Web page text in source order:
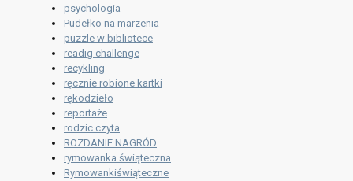
psychologia
Pudełko na marzenia
puzzle w bibliotece
readig challenge
recykling
ręcznie robione kartki
rękodzieło
reportaże
rodzic czyta
ROZDANIE NAGRÓD
rymowanka świąteczna
Rymowankiświąteczne